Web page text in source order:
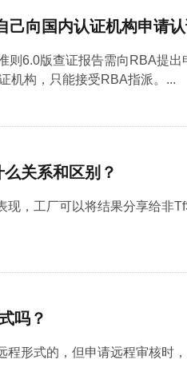
己向国内认证机构申请
则6.0版查证报告需向RBA提
机构，只能接受RBA指派。...
关系和区别？
现，工厂可以将结果分享给非
吗？
程形式的，但申请远程审核时